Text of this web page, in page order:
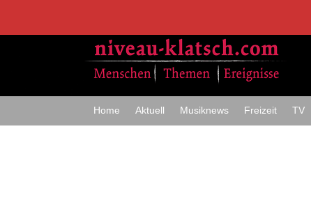
Home Aktuell Musiknews Freizeit TV